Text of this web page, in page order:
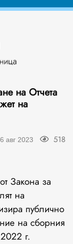
на Отчета
на
авг 2023 518
Закона за
на
публично
на сборния
г.